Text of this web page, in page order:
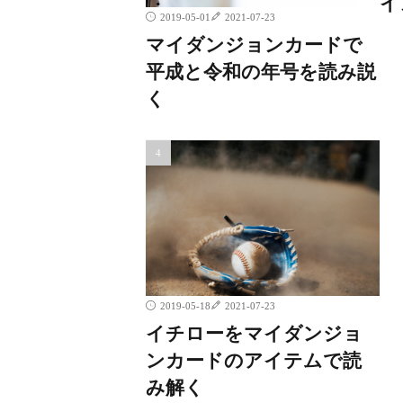
2019-05-01 2021-07-23
マイダンジョンカードで
平成と令和の年号を読み説
く
2019-05-18 2021-07-23
イチローをマイダンジョ
ンカードのアイテムで読
み解く